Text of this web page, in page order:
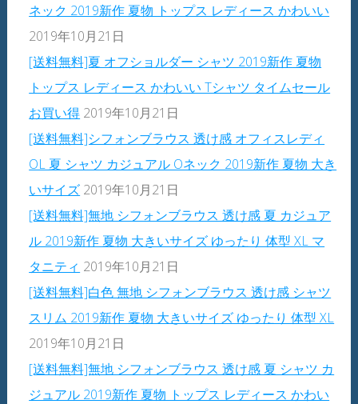
ネック 2019新作 夏物 トップス レディース かわいい
2019年10月21日
[送料無料]夏 オフショルダー シャツ 2019新作 夏物
トップス レディース かわいい Tシャツ タイムセール
お買い得 2019年10月21日
[送料無料]シフォンブラウス 透け感 オフィスレディ
OL 夏 シャツ カジュアル Oネック 2019新作 夏物 大き
いサイズ 2019年10月21日
[送料無料]無地 シフォンブラウス 透け感 夏 カジュア
ル 2019新作 夏物 大きいサイズ ゆったり 体型 XL マ
タニティ 2019年10月21日
[送料無料]白色 無地 シフォンブラウス 透け感 シャツ
スリム 2019新作 夏物 大きいサイズ ゆったり 体型 XL
2019年10月21日
[送料無料]無地 シフォンブラウス 透け感 夏 シャツ カ
ジュアル 2019新作 夏物 トップス レディース かわい